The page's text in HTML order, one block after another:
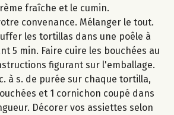
fraîche et le cumin.
convenance. Mélanger le tout.
les tortillas dans une poêle à
5 min. Faire cuire les bouchées au
figurant sur l'emballage.
à s. de purée sur chaque tortilla,
et 1 cornichon coupé dans
Décorer vos assiettes selon